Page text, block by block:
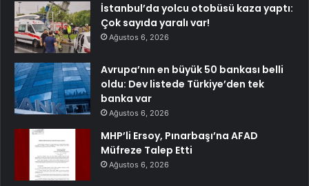
İstanbul’da yolcu otobüsü kaza yaptı:
Çok sayıda yaralı var!
Ağustos 6, 2026
Avrupa’nın en büyük 50 bankası belli
oldu: Dev listede Türkiye’den tek
banka var
Ağustos 6, 2026
MHP’li Ersoy, Pınarbaşı’na AFAD
Müfreze Talep Etti
Ağustos 6, 2026